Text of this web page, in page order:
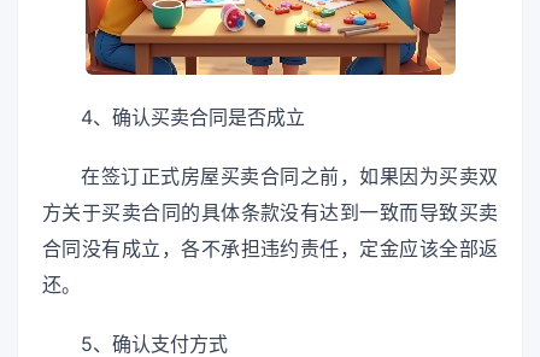
4、确认买卖合同是否成立
在签订正式房屋买卖合同之前，如果因为买卖双
方关于买卖合同的具体条款没有达到一致而导致买卖
合同没有成立，各不承担违约责任，定金应该全部返
还。
5、确认支付方式